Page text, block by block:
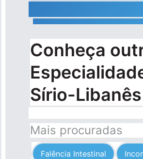
Conheça
Sírio-Libanês
Mais procuradas
Falência Intestinal